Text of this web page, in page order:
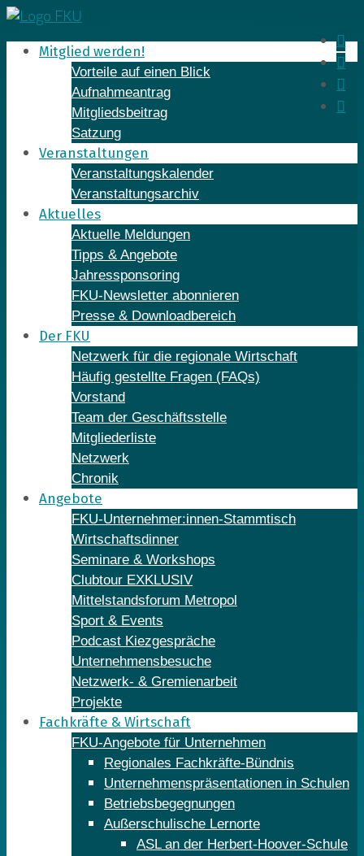
Skip
to
contentMitglied werden!
Vorteile auf einen Blick
Aufnahmeantrag
Mitgliedsbeitrag
Satzung
Veranstaltungen
Veranstaltungskalender
Veranstaltungsarchiv
Aktuelles
Aktuelle Meldungen
Tipps & Angebote
Jahressponsoring
FKU-Newsletter abonnieren
Presse & Downloadbereich
Der FKU
Netzwerk für die regionale Wirtschaft
Häufig gestellte Fragen (FAQs)
Vorstand
Team der Geschäftsstelle
Mitgliederliste
Netzwerk
Chronik
Angebote
FKU-Unternehmer:innen-Stammtisch
Wirtschaftsdinner
Seminare & Workshops
Clubtour EXKLUSIV
Mittelstandsforum Metropol
Sport & Events
Podcast Kiezgespräche
Unternehmensbesuche
Netzwerk- & Gremienarbeit
Projekte
Fachkräfte & Wirtschaft
FKU-Angebote für Unternehmen
Regionales Fachkräfte-Bündnis
Unternehmenspräsentationen in Schulen
Betriebsbegegnungen
Außerschulische Lernorte
ASL an der Herbert-Hoover-Schule